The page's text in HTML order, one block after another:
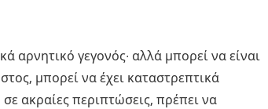
αρνητικό γεγονός∙ αλλά μπορεί να είναι
μπορεί να έχει καταστρεπτικά
ακραίες περιπτώσεις, πρέπει να